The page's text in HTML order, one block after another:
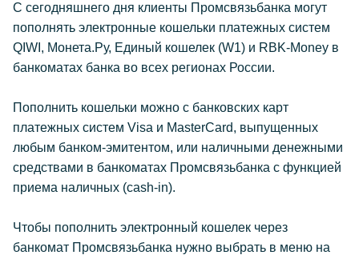
С сегодняшнего дня клиенты Промсвязьбанка могут
пополнять электронные кошельки платежных систем
QIWI, Монета.Ру, Единый кошелек (W1) и RBK-Money в
банкоматах банка во всех регионах России.
Пополнить кошельки можно с банковских карт
платежных систем Visa и MasterCard, выпущенных
любым банком-эмитентом, или наличными денежными
средствами в банкоматах Промсвязьбанка с функцией
приема наличных (cash-in).
Чтобы пополнить электронный кошелек через
банкомат Промсвязьбанка нужно выбрать в меню на